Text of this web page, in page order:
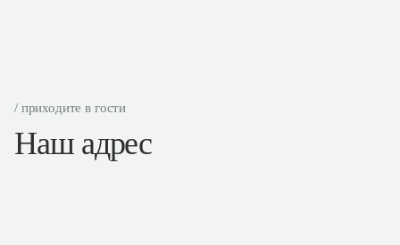
/ приходите в гости
Наш адрес